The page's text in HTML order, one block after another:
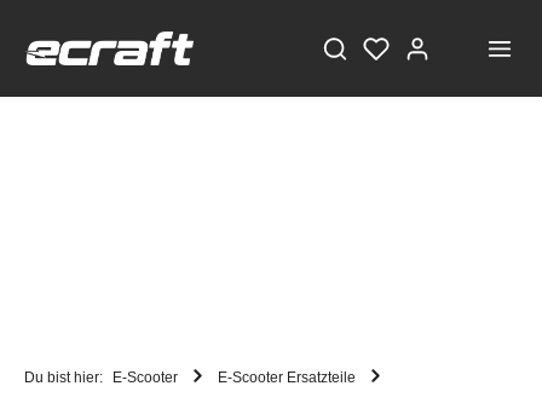
Du bist hier: E-Scooter E-Scooter Ersatzteile